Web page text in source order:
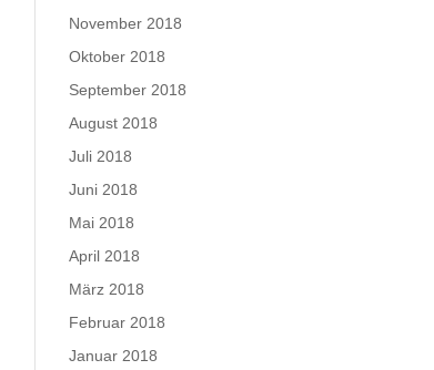
November 2018
Oktober 2018
September 2018
August 2018
Juli 2018
Juni 2018
Mai 2018
April 2018
März 2018
Februar 2018
Januar 2018